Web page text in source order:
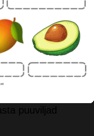
puuviljad